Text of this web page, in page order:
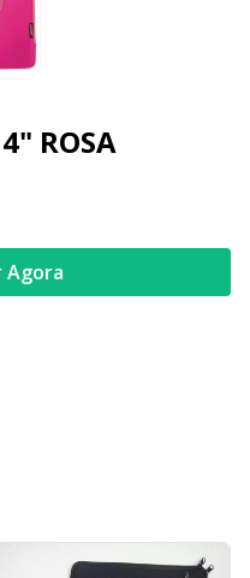
ROSA
Agora